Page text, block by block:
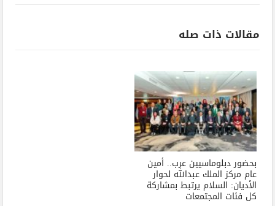
مقالات ذات صله
بحضور دبلوماسيين عرب.. أمين
عام مركز الملك عبدالله لحوار
الأديان: السلام يرتبط بمشاركة
كل فئات المجتمعات